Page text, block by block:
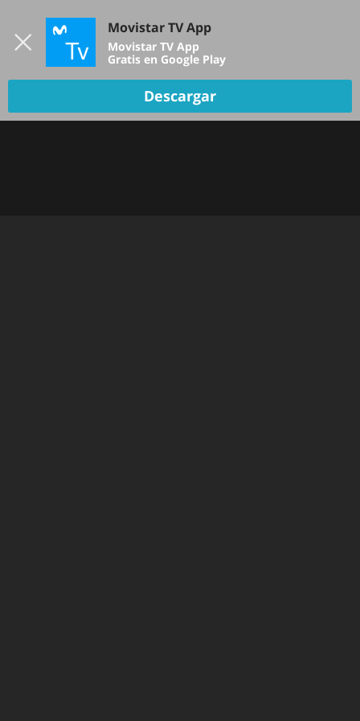
TV EN VIVO
Movistar TV App
Movistar TV App
Gratis en Google Play
Descargar